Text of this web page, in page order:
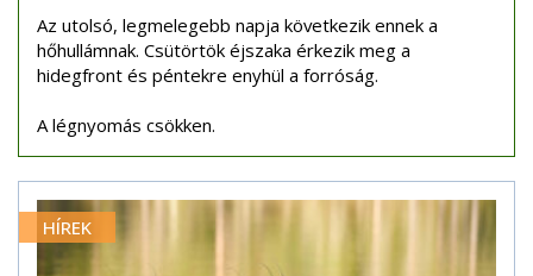
Az utolsó, legmelegebb napja következik ennek a
hőhullámnak. Csütörtök éjszaka érkezik meg a
hidegfront és péntekre enyhül a forróság.
A légnyomás csökken.
HÍREK